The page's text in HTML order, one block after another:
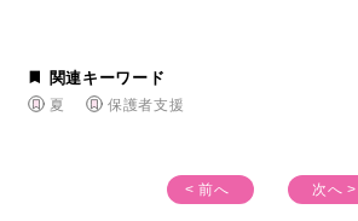
関連キーワード
夏 保護者支援
< 前へ 次へ >